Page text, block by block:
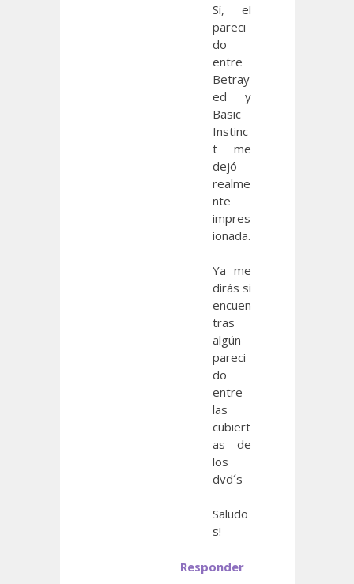
Sí, el
pareci
do
entre
Betray
ed y
Basic
Instinc
t me
dejó
realme
nte
impres
ionada.
Ya me
dirás si
encuen
tras
algún
pareci
do
entre
las
cubiert
as de
los
dvd´s
Saludo
s!
Responder